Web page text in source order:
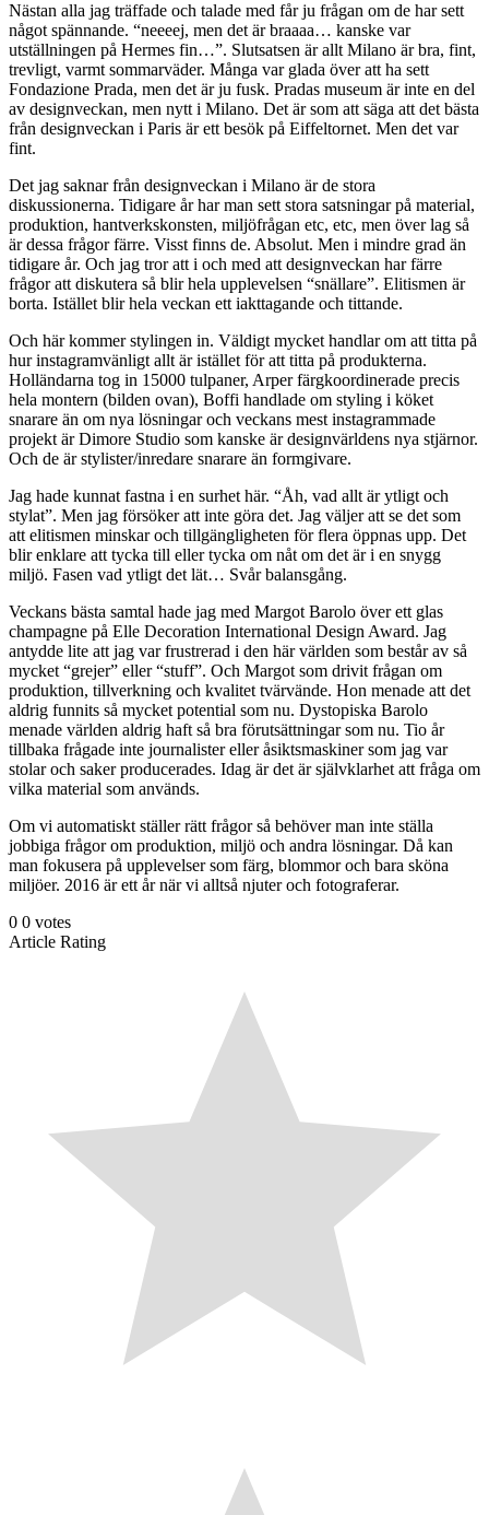
Nästan alla jag träffade och talade med får ju frågan om de har sett
något spännande. “neeeej, men det är braaaa… kanske var
utställningen på Hermes fin…”. Slutsatsen är allt Milano är bra, fint,
trevligt, varmt sommarväder. Många var glada över att ha sett
Fondazione Prada, men det är ju fusk. Pradas museum är inte en del
av designveckan, men nytt i Milano. Det är som att säga att det bästa
från designveckan i Paris är ett besök på Eiffeltornet. Men det var
fint.
Det jag saknar från designveckan i Milano är de stora
diskussionerna. Tidigare år har man sett stora satsningar på material,
produktion, hantverkskonsten, miljöfrågan etc, etc, men över lag så
är dessa frågor färre. Visst finns de. Absolut. Men i mindre grad än
tidigare år. Och jag tror att i och med att designveckan har färre
frågor att diskutera så blir hela upplevelsen “snällare”. Elitismen är
borta. Istället blir hela veckan ett iakttagande och tittande.
Och här kommer stylingen in. Väldigt mycket handlar om att titta på
hur instagramvänligt allt är istället för att titta på produkterna.
Holländarna tog in 15000 tulpaner, Arper färgkoordinerade precis
hela montern (bilden ovan), Boffi handlade om styling i köket
snarare än om nya lösningar och veckans mest instagrammade
projekt är Dimore Studio som kanske är designvärldens nya stjärnor.
Och de är stylister/inredare snarare än formgivare.
Jag hade kunnat fastna i en surhet här. “Åh, vad allt är ytligt och
stylat”. Men jag försöker att inte göra det. Jag väljer att se det som
att elitismen minskar och tillgängligheten för flera öppnas upp. Det
blir enklare att tycka till eller tycka om nåt om det är i en snygg
miljö. Fasen vad ytligt det lät… Svår balansgång.
Veckans bästa samtal hade jag med Margot Barolo över ett glas
champagne på Elle Decoration International Design Award. Jag
antydde lite att jag var frustrerad i den här världen som består av så
mycket “grejer” eller “stuff”. Och Margot som drivit frågan om
produktion, tillverkning och kvalitet tvärvände. Hon menade att det
aldrig funnits så mycket potential som nu. Dystopiska Barolo
menade världen aldrig haft så bra förutsättningar som nu. Tio år
tillbaka frågade inte journalister eller åsiktsmaskiner som jag var
stolar och saker producerades. Idag är det är självklarhet att fråga om
vilka material som används.
Om vi automatiskt ställer rätt frågor så behöver man inte ställa
jobbiga frågor om produktion, miljö och andra lösningar. Då kan
man fokusera på upplevelser som färg, blommor och bara sköna
miljöer. 2016 är ett år när vi alltså njuter och fotograferar.
0 0 votes
Article Rating